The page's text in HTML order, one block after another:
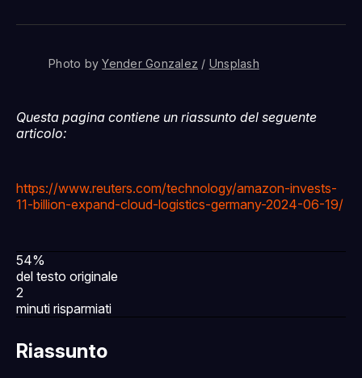
Facebook
Pinterest
LinkedInWhatsApp
email
Photo by Yender Gonzalez / Unsplash
Questa pagina contiene un riassunto del seguente
articolo:
https://www.reuters.com/technology/amazon-invests-
11-billion-expand-cloud-logistics-germany-2024-06-19/
54%
del testo originale
2
minuti risparmiati
Riassunto